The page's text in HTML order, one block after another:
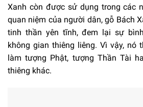
Xanh còn được sử dụng trong các
quan niệm của người dân, gỗ Bách
tinh thần yên tĩnh, đem lại sự
không gian thiêng liêng. Vì vậy, nó
làm tượng Phật, tượng Thần Tài
thiêng khác.